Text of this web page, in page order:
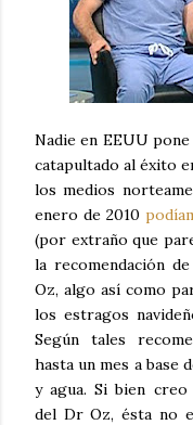
Nadie en EEUU
catapultado al éxito
los medios
enero de 2010
(por extraño que
la recomendación
Oz, algo así como
los estragos
Según tales
hasta un mes a base
y agua. Si bien creo
del Dr Oz, ésta no